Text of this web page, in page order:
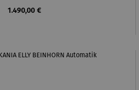
Regulärer Preis:
1.490,00 €